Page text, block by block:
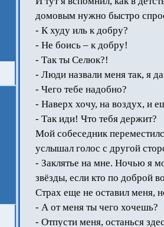
домовым нужно быстро
- К худу иль к добру?
- Не боись – к добру!
- Так ты Селюк?!
- Люди назвали меня так, я
- Чего тебе надобно?
- Наверх хочу, на воздух, и
- Так иди! Что тебя держит?
Мой собеседник
услышал голос с другой
- Заклятье на мне. Ночью я
звёзды, если кто по доброй
Страх еще не оставил меня,
- А от меня ты чего хочешь?
- Отпусти меня, останься